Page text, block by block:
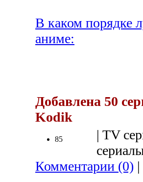
В каком порядке
аниме:
Добавлена 50
Kodik
85
| TV
Комментарии (0) |